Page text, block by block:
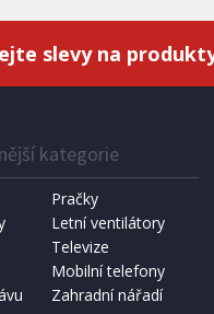
IHNED K EXPEDICI
Přidat do košíku
CHLEBA
slevy na
kategorie
Pračky
Letní ventilátory
Televize
Mobilní telefony
Zahradní nářadí